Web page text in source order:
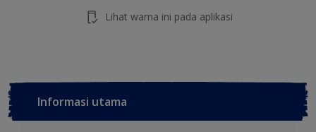
Lihat warna ini pada aplikasi
Informasi utama